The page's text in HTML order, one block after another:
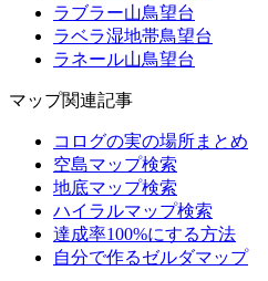
ラブラー山鳥望台
ラベラ湿地帯鳥望台
ラネール山鳥望台
マップ関連記事
コログの実の場所まとめ
空島マップ検索
地底マップ検索
ハイラルマップ検索
達成率100%にする方法
自分で作るゼルダマップ